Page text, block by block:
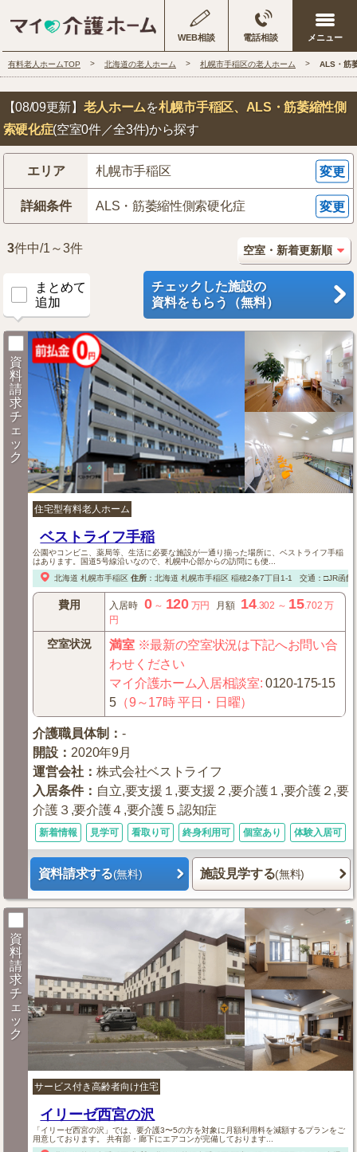
WEB相談 電話相談
有料老人ホームTOP 北海道の老人ホーム 札幌市手稲区の老人ホーム ALS・筋
【08/09更新】 老人ホームを札幌市手稲区、ALS・筋萎縮性側
索硬化症(空室0件／全3件)から探す
エリア 札幌市手稲区 変更
詳細条件 ALS・筋萎縮性側索硬化症 変更
3件中/1～3件
まとめて
追加
チェックした施設の
資料をもらう（無料）
資
料
請
求
チ
ェ
ッ
ク
住宅型有料老人ホーム
ベストライフ手稲
公園やコンビニ、薬局等、生活に必要な施設が一通り揃った場所に、ベストライフ手稲
はあります。国道5号線沿いなので、札幌中心部からの訪問にも便...
北海道 札幌市手稲区 住所： 北海道 札幌市手稲区稲穂2条7丁目1-1 交通：□JR函館
費用 入居時 0～ 120 万円 月額 14.302 ～ 15.702 万
円
空室状況 満室※最新の空室状況は下記へお問い合
わせください
マイ介護ホーム入居相談室:0120-175-15
5 （9～17時 平日・日曜）
介護職員体制 ：-
開設 ： 2020年9月
運営会社 ：株式会社ベストライフ
入居条件： 自立,要支援１,要支援２,要介護１,要介護２,要
介護３,要介護４,要介護５,認知症
新着情報 見学可 看取り可 終身利用可 個室あり 体験入居可
資料請求する(無料) 施設見学する(無料)
資
料
請
求
チ
ェ
ッ
ク
サービス付き高齢者向け住宅
イリーゼ西宮の沢
「イリーゼ西宮の沢」では、要介護3〜5の方を対象に月額利用料を減額するプランをご
用意しております。 共有部・廊下にエアコンが完備しております...